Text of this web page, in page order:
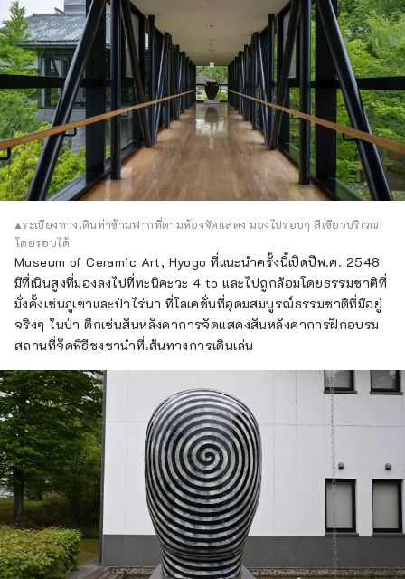
▲ระเบียงทางเดินท่าข้ามฟากที่ตามห้องจัดแสดง มองไปรอบๆ สีเขียวบริเวณ
โดยรอบได้
Museum of Ceramic Art, Hyogo ที่แนะนำครั้งนี้เปิดปีพ.ศ. 2548
มีที่เนินสูงที่มองลงไปที่ทะนิคะวะ 4 to และไปถูกล้อมโดยธรรมชาติที่
มั่งคั้งเช่นภูเขาและป่าไร่นา ที่โลเคชั่นที่อุดมสมบูรณ์ธรรมชาติที่มีอยู่
จริงๆ ในป่า ตึกเช่นสันหลังคาการจัดแสดงสันหลังคาการฝึกอบรม
สถานที่จัดพิธีชงชานำที่เส้นทางการเดินเล่น